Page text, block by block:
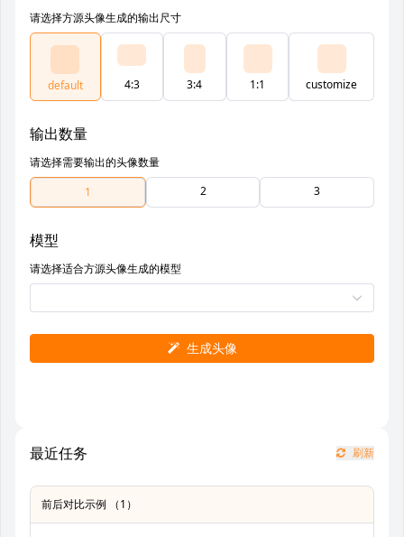
请选择方源头像生成的输出尺寸
default 4:3 3:4 1:1 customize
输出数量
请选择需要输出的头像数量
1
2 3
模型
请选择适合方源头像生成的模型
生成头像
最近任务 刷新
前后对比示例 （1）